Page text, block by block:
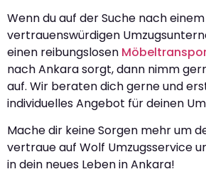
Wenn du auf der Suche nach einem
vertrauenswürdigen
einen reibungslosen
nach Ankara sorgt, dann nimm
auf. Wir beraten dich gerne und
individuelles Angebot für deinen
Mache dir keine Sorgen mehr um
vertraue auf Wolf Umzugsservice
in dein neues Leben in Ankara!